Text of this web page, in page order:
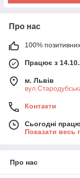
Про нас
100% позитивних
Працює з
м. Львів
Контакти
Сьогодні
Показати весь
Про нас